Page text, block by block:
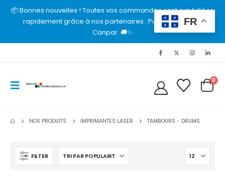
📦 Bonnes nouvelles ! Toutes vos commandes sont expédiées
rapidement grâce à nos partenaires : Purolator, UPS et
Canpar. 🚚✨
0
NOS PRODUITS IMPRIMANTES LASER TAMBOURS - DRUMS
FILTER
FR